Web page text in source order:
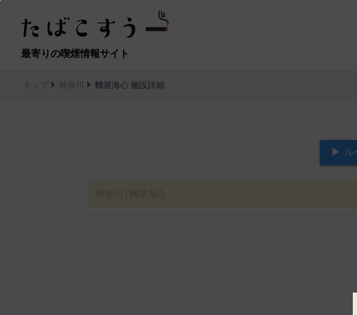
最寄りの喫煙情報サイト
トップ 神奈川 麵屋海心 施設詳細
▶ ル